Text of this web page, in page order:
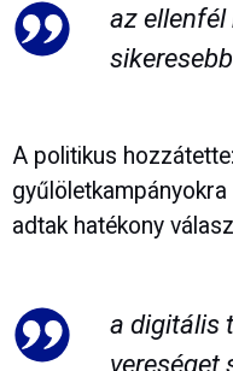
az
A politikus
adtak hatékony
a digitális
vereséget